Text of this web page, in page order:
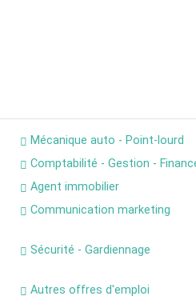
Mécanique auto - Point-lourd
Comptabilité - Gestion -
Agent immobilier
Communication marketing
Sécurité - Gardiennage
Autres offres d'emploi